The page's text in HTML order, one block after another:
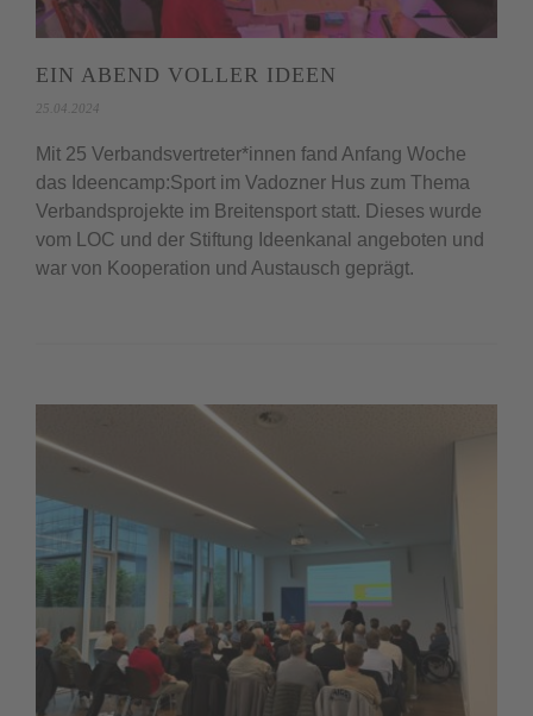
EIN ABEND VOLLER IDEEN
25.04.2024
Mit 25 Verbandsvertreter*innen fand Anfang Woche
das Ideencamp:Sport im Vadozner Hus zum Thema
Verbandsprojekte im Breitensport statt. Dieses wurde
vom LOC und der Stiftung Ideenkanal angeboten und
war von Kooperation und Austausch geprägt.